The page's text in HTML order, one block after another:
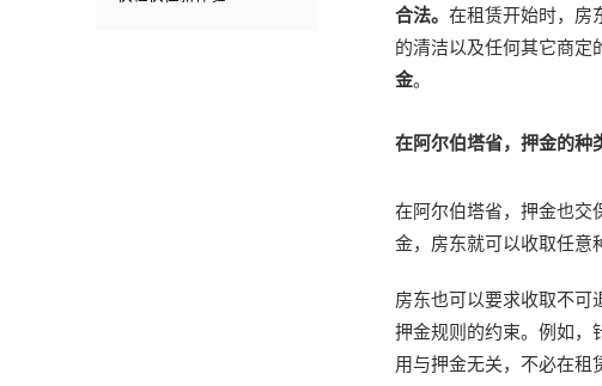
合法。 在租赁开始时，房
的清洁以及任何其它商定
金。
在阿尔伯塔省，押金的种
在阿尔伯塔省，押金也交
金，房东就可以收取任意
房东也可以要求收取不可
押金规则的约束。例如，
用与押金无关，不必在租